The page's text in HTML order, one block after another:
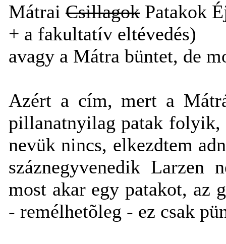
Mátrai Csillagok Patakok
+ a fakultatív eltévedés)
avagy a Mátra büntet, de
Azért a cím, mert a
pillanatnyilag patak folyik,
nevük nincs, elkezdtem
száznegyvenedik Larzen
most akar egy patakot, az
- remélhetõleg - ez csak